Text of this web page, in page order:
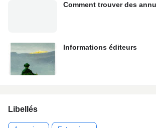
Comment trouver des
Informations éditeurs
Libellés